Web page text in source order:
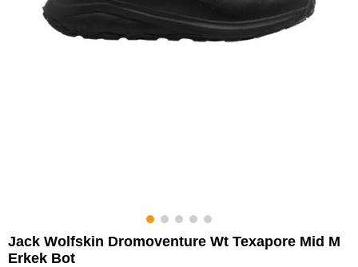
Jack Wolfskin Dromoventure Wt Texapore Mid M
Erkek Bot